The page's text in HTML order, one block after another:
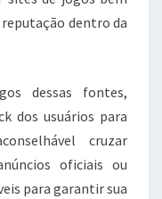
dentro da
dessas fontes,
dos usuários para
cruzar
oficiais ou
para garantir sua